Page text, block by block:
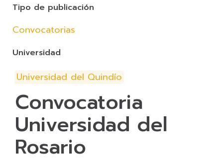
Convocatoria
Universidad del
Rosario
Tipo de publicación
Convocatorias
Universidad
Universidad del Quindío